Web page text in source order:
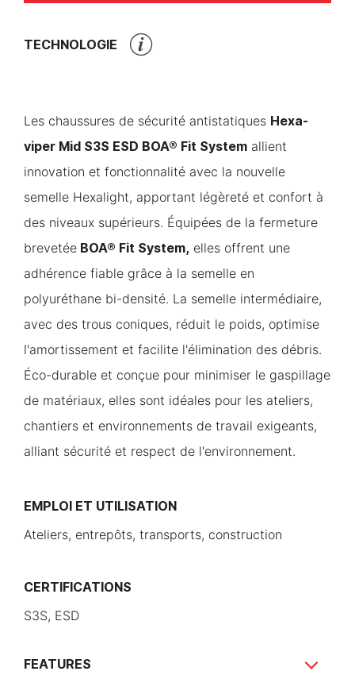
TECHNOLOGIE
Les chaussures de sécurité antistatiques Hexa-
viper Mid S3S ESD BOA® Fit System allient
innovation et fonctionnalité avec la nouvelle
semelle Hexalight, apportant légèreté et confort à
des niveaux supérieurs. Équipées de la fermeture
brevetée BOA® Fit System, elles offrent une
adhérence fiable grâce à la semelle en
polyuréthane bi-densité. La semelle intermédiaire,
avec des trous coniques, réduit le poids, optimise
l'amortissement et facilite l'élimination des débris.
Éco-durable et conçue pour minimiser le gaspillage
de matériaux, elles sont idéales pour les ateliers,
chantiers et environnements de travail exigeants,
alliant sécurité et respect de l'environnement.
EMPLOI ET UTILISATION
Ateliers, entrepôts, transports, construction
CERTIFICATIONS
S3S, ESD
FEATURES